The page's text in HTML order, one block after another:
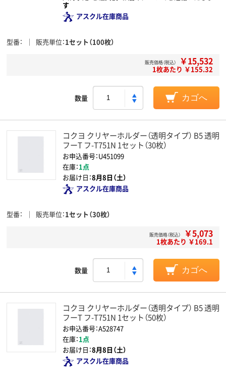
す
アスクル在庫商品
型番 販売単位 1セット（100枚）
販売価格（税込） ￥15,532
1枚あたり ￥155.32
数量 カゴへ
コクヨ クリヤーホルダー（透明タイプ） B5 透明
フーT フ-T751N 1セット（30枚）
お申込番号：U451099
在庫：1点
お届け日：8月8日（土）
アスクル在庫商品
型番 販売単位 1セット（30枚）
販売価格（税込） ￥5,073
1枚あたり ￥169.1
数量 カゴへ
コクヨ クリヤーホルダー（透明タイプ） B5 透明
フーT フ-T751N 1セット（50枚）
お申込番号：A528747
在庫：1点
お届け日：8月8日（土）
アスクル在庫商品